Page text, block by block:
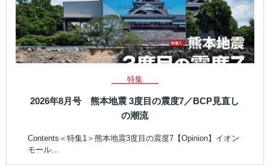
特集
2026年8月号 熊本地震 3度目の震度7／BCP見直し
の潮流
Contents＜特集1＞熊本地震3度目の震度7【Opinion】イオン
モール…